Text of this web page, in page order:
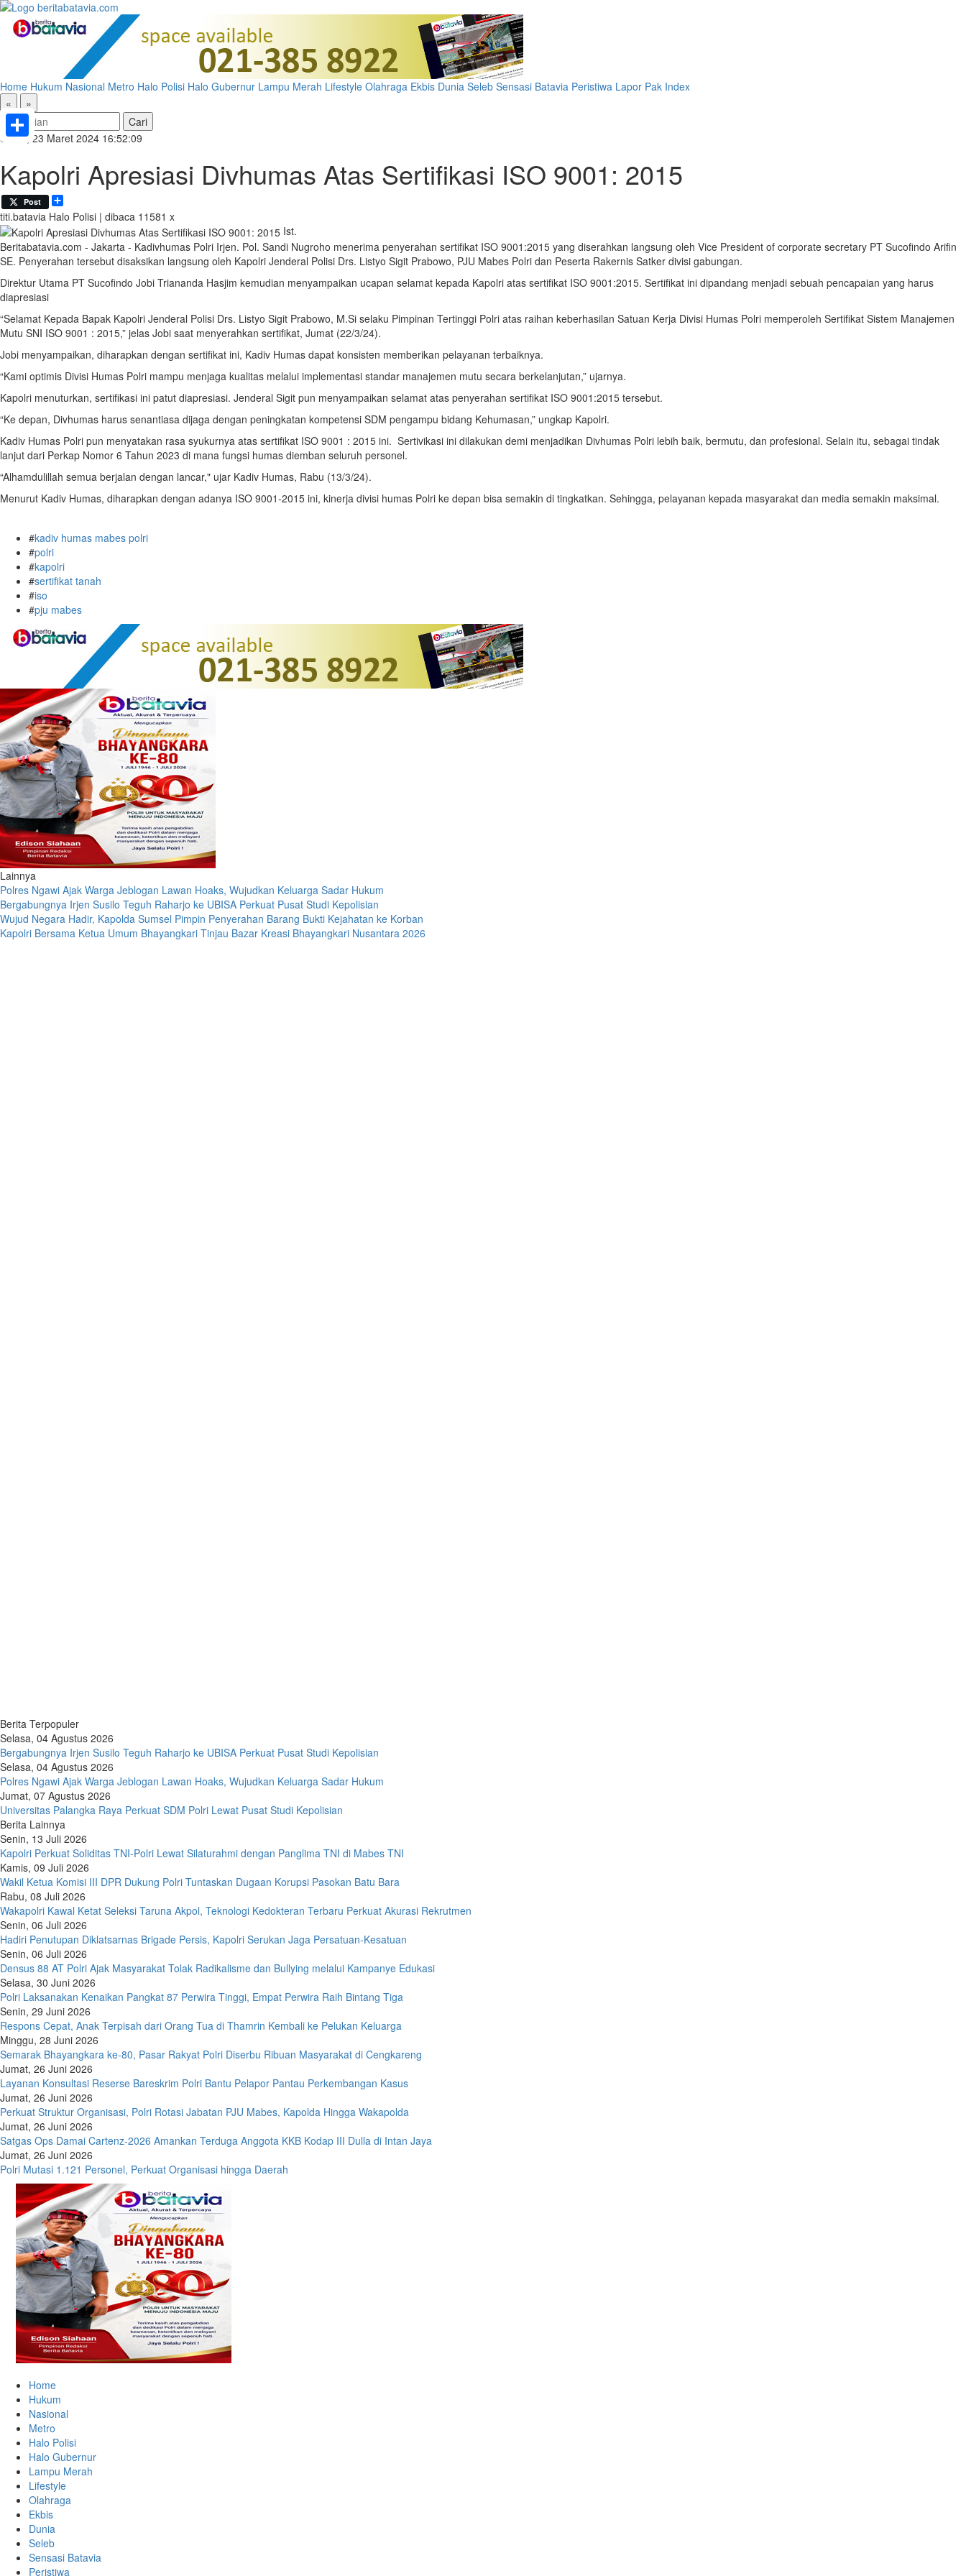
Home Hukum Nasional Metro Halo Polisi Halo Gubernur Lampu Merah Lifestyle Olahraga Ekbis Dunia Seleb Sensasi Batavia Peristiwa Lapor Pak Index
«
»
Sabtu, 23 Maret 2024 16:52:09
Kapolri Apresiasi Divhumas Atas Sertifikasi ISO 9001: 2015
Post
titi.batavia Halo Polisi | dibaca 11581 x
Ist.
Beritabatavia.com - Jakarta - Kadivhumas Polri Irjen. Pol. Sandi Nugroho menerima penyerahan sertifikat ISO 9001:2015 yang diserahkan langsung oleh Vice President of corporate secretary PT Sucofindo Arifin
SE. Penyerahan tersebut disaksikan langsung oleh Kapolri Jenderal Polisi Drs. Listyo Sigit Prabowo, PJU Mabes Polri dan Peserta Rakernis Satker divisi gabungan.
Direktur Utama PT Sucofindo Jobi Triananda Hasjim kemudian menyampaikan ucapan selamat kepada Kapolri atas sertifikat ISO 9001:2015. Sertifikat ini dipandang menjadi sebuah pencapaian yang harus
diapresiasi
“Selamat Kepada Bapak Kapolri Jenderal Polisi Drs. Listyo Sigit Prabowo, M.Si selaku Pimpinan Tertinggi Polri atas raihan keberhasilan Satuan Kerja Divisi Humas Polri memperoleh Sertifikat Sistem Manajemen
Mutu SNI ISO 9001 : 2015,” jelas Jobi saat menyerahkan sertifikat, Jumat (22/3/24).
Jobi menyampaikan, diharapkan dengan sertifikat ini, Kadiv Humas dapat konsisten memberikan pelayanan terbaiknya.
“Kami optimis Divisi Humas Polri mampu menjaga kualitas melalui implementasi standar manajemen mutu secara berkelanjutan,” ujarnya.
Kapolri menuturkan, sertifikasi ini patut diapresiasi. Jenderal Sigit pun menyampaikan selamat atas penyerahan sertifikat ISO 9001:2015 tersebut.
“Ke depan, Divhumas harus senantiasa dijaga dengan peningkatan kompetensi SDM pengampu bidang Kehumasan,” ungkap Kapolri.
Kadiv Humas Polri pun menyatakan rasa syukurnya atas sertifikat ISO 9001 : 2015 ini. Sertivikasi ini dilakukan demi menjadikan Divhumas Polri lebih baik, bermutu, dan profesional. Selain itu, sebagai tindak
lanjut dari Perkap Nomor 6 Tahun 2023 di mana fungsi humas diemban seluruh personel.
“Alhamdulillah semua berjalan dengan lancar," ujar Kadiv Humas, Rabu (13/3/24).
Menurut Kadiv Humas, diharapkan dengan adanya ISO 9001-2015 ini, kinerja divisi humas Polri ke depan bisa semakin di tingkatkan. Sehingga, pelayanan kepada masyarakat dan media semakin maksimal.
Share
#kadiv humas mabes polri
#polri
#kapolri
#sertifikat tanah
#iso
#pju mabes
Lainnya
Polres Ngawi Ajak Warga Jeblogan Lawan Hoaks, Wujudkan Keluarga Sadar Hukum
Bergabungnya Irjen Susilo Teguh Raharjo ke UBISA Perkuat Pusat Studi Kepolisian
Wujud Negara Hadir, Kapolda Sumsel Pimpin Penyerahan Barang Bukti Kejahatan ke Korban
Kapolri Bersama Ketua Umum Bhayangkari Tinjau Bazar Kreasi Bhayangkari Nusantara 2026
Berita Terpopuler
Selasa, 04 Agustus 2026
Bergabungnya Irjen Susilo Teguh Raharjo ke UBISA Perkuat Pusat Studi Kepolisian
Selasa, 04 Agustus 2026
Polres Ngawi Ajak Warga Jeblogan Lawan Hoaks, Wujudkan Keluarga Sadar Hukum
Jumat, 07 Agustus 2026
Universitas Palangka Raya Perkuat SDM Polri Lewat Pusat Studi Kepolisian
Berita Lainnya
Senin, 13 Juli 2026
Kapolri Perkuat Soliditas TNI-Polri Lewat Silaturahmi dengan Panglima TNI di Mabes TNI
Kamis, 09 Juli 2026
Wakil Ketua Komisi III DPR Dukung Polri Tuntaskan Dugaan Korupsi Pasokan Batu Bara
Rabu, 08 Juli 2026
Wakapolri Kawal Ketat Seleksi Taruna Akpol, Teknologi Kedokteran Terbaru Perkuat Akurasi Rekrutmen
Senin, 06 Juli 2026
Hadiri Penutupan Diklatsarnas Brigade Persis, Kapolri Serukan Jaga Persatuan-Kesatuan
Senin, 06 Juli 2026
Densus 88 AT Polri Ajak Masyarakat Tolak Radikalisme dan Bullying melalui Kampanye Edukasi
Selasa, 30 Juni 2026
Polri Laksanakan Kenaikan Pangkat 87 Perwira Tinggi, Empat Perwira Raih Bintang Tiga
Senin, 29 Juni 2026
Respons Cepat, Anak Terpisah dari Orang Tua di Thamrin Kembali ke Pelukan Keluarga
Minggu, 28 Juni 2026
Semarak Bhayangkara ke-80, Pasar Rakyat Polri Diserbu Ribuan Masyarakat di Cengkareng
Jumat, 26 Juni 2026
Layanan Konsultasi Reserse Bareskrim Polri Bantu Pelapor Pantau Perkembangan Kasus
Jumat, 26 Juni 2026
Perkuat Struktur Organisasi, Polri Rotasi Jabatan PJU Mabes, Kapolda Hingga Wakapolda
Jumat, 26 Juni 2026
Satgas Ops Damai Cartenz-2026 Amankan Terduga Anggota KKB Kodap III Dulla di Intan Jaya
Jumat, 26 Juni 2026
Polri Mutasi 1.121 Personel, Perkuat Organisasi hingga Daerah
Home
Hukum
Nasional
Metro
Halo Polisi
Halo Gubernur
Lampu Merah
Lifestyle
Olahraga
Ekbis
Dunia
Seleb
Sensasi Batavia
Peristiwa